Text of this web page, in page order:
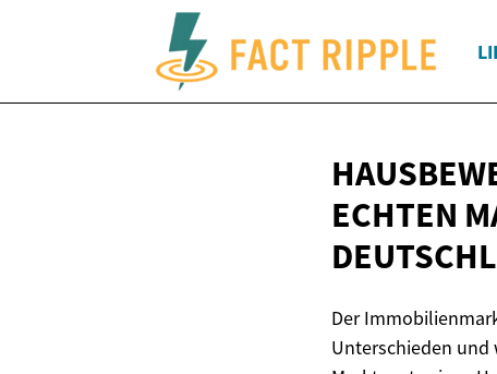
ECHTEN
Der
Unterschieden und